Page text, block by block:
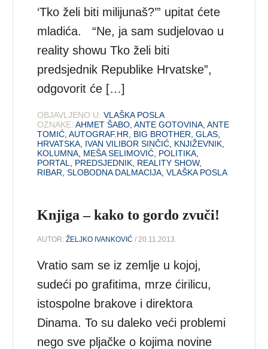
‘Tko želi biti milijunaš?’” upitat ćete
mladića. “Ne, ja sam sudjelovao u
reality showu Tko želi biti
predsjednik Republike Hrvatske”,
odgovorit će […]
OBJAVLJENO U: VLAŠKA POSLA
OZNAKE: AHMET ŠABO ,ANTE GOTOVINA ,ANTE
TOMIĆ ,AUTOGRAF.HR BIG BROTHER ,GLAS
HRVATSKA IVAN VILIBOR SINČIĆ KNJIŽEVNIK
KOLUMNA MEŠA SELIMOVIĆ POLITIKA
PORTAL
PREDSJEDNIK REALITY SHOW,
RIBAR ,SLOBODNA DALMACIJA ,VLAŠKA POSLA
Knjiga – kako to gordo zvuči!
AUTOR:ŽELJKO IVANKOVIĆ / 20.11.2013.
Vratio sam se iz zemlje u kojoj,
sudeći po grafitima, mrze ćirilicu,
istospolne brakove i direktora
Dinama. To su daleko veći problemi
nego sve pljačke o kojima novine